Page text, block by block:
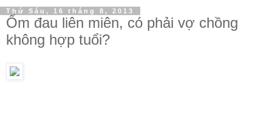
Thứ Sáu, 16 tháng 8, 2013
Ốm đau liên miên, có phải vợ chồng
không hợp tuổi?